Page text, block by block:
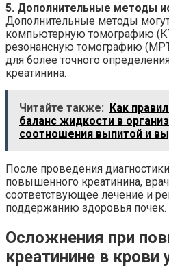
5. Дополнительные методы
Дополнительные методы
компьютерную томографию
резонансную томографию
для более точного
креатинина.
Читайте также: Как
баланс жидкости в
соотношения выпитой и
После проведения
повышенного креатинина,
соответствующее лечение и
поддержанию здоровья почек.
Осложнения при
креатинине в